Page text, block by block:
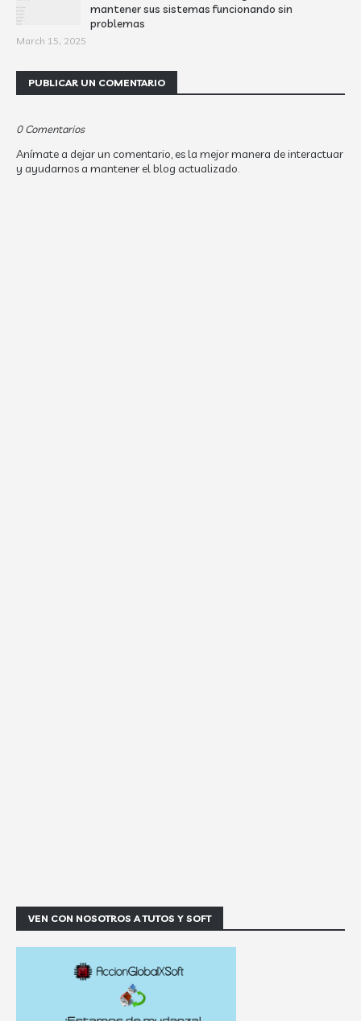
mantener sus sistemas funcionando sin
problemas
March 15, 2025
PUBLICAR UN COMENTARIO
0 Comentarios
Anímate a dejar un comentario, es la mejor manera de interactuar
y ayudarnos a mantener el blog actualizado.
VEN CON NOSOTROS A TUTOS Y SOFT